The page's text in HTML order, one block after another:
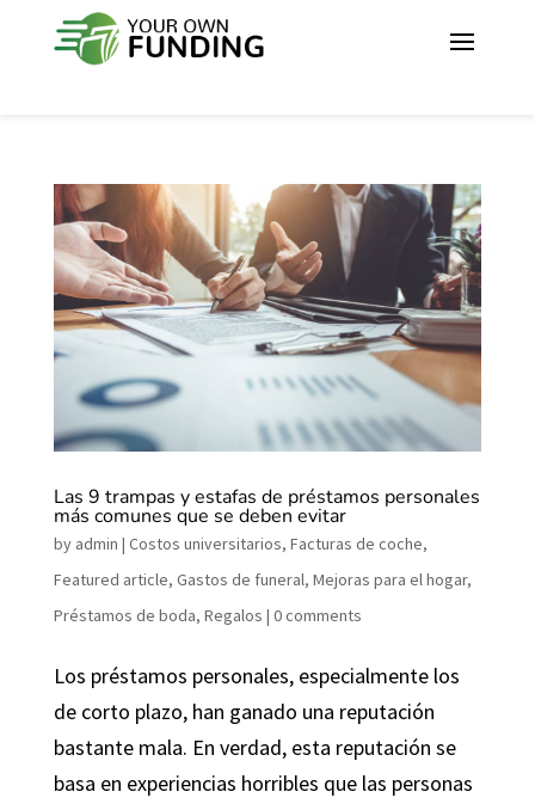
Las 9 trampas y estafas de préstamos personales
más comunes que se deben evitar
by admin | Costos universitarios, Facturas de coche,
Featured article, Gastos de funeral, Mejoras para el hogar,
Préstamos de boda, Regalos | 0 comments
Los préstamos personales, especialmente los
de corto plazo, han ganado una reputación
bastante mala. En verdad, esta reputación se
basa en experiencias horribles que las personas